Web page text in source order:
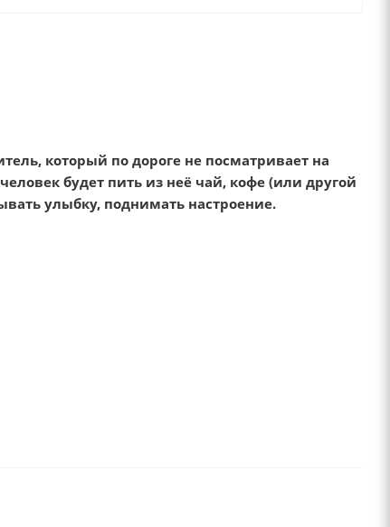
который по дороге не посматривает на
будет пить из неё чай, кофе (или другой
улыбку, поднимать настроение.